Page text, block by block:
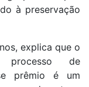
à preservação
explica que o
de
prêmio é um